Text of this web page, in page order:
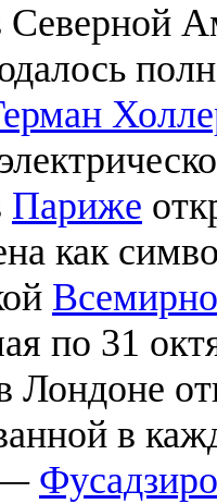
Париже
как
по 31
в